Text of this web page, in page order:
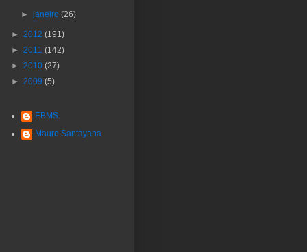
►janeiro(26)
► 2012 (191)
► 2011 (142)
► 2010 (27)
► 2009 (5)
EBMS
Mauro Santayana